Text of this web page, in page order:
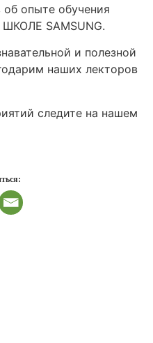
об опыте обучения
ШКОЛЕ SAMSUNG.
и полезной
наших лекторов
следите на нашем